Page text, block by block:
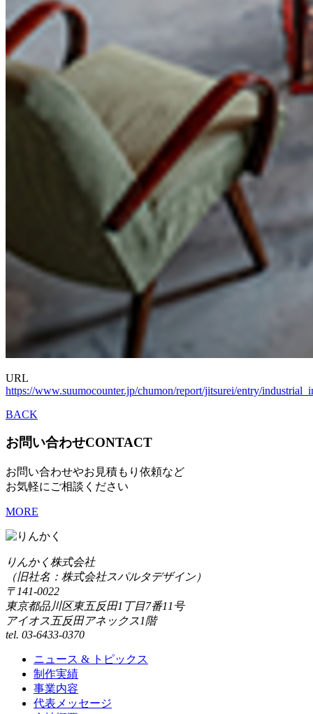
URL
https://www.suumocounter.jp/chumon/report/jitsurei/entry/
BACK
お問い合わせCONTACT
お問い合わせやお見積もり依頼など
お気軽にご相談ください
MORE
りんかく株式会社
（旧社名：株式会社スパルタデザイン）
〒141-0022
東京都品川区東五反田1丁目7番11号
アイオス五反田アネックス1階
tel. 03-6433-0370
ニュース & トピックス
制作実績
事業内容
代表メッセージ